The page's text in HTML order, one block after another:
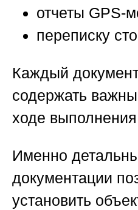
отчеты GPS-
переписку
Каждый
содержать
ходе выполнения
Именно
документации
установить